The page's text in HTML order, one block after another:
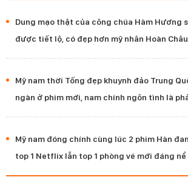
Dung mạo thật của công chúa Hàm Hương
được tiết lộ, có đẹp hơn mỹ nhân Hoàn
Mỹ nam thời Tống đẹp khuynh đảo Trung
ngàn ở phim mới, nam chính ngôn tình là
Mỹ nam đóng chính cùng lúc 2 phim Hàn
top 1 Netflix lẫn top 1 phòng vé mới đáng nể